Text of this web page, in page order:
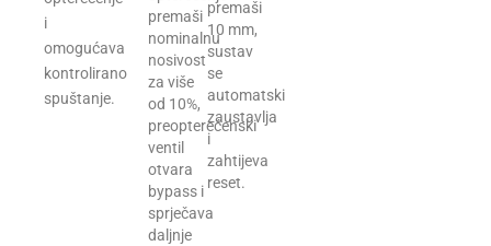
i
omogućava
kontrolirano
spuštanje.
premaši
nominalnu
nosivost
za više
od 10%,
preopterećenski
ventil
otvara
bypass i
sprječava
daljnje
premaši
10 mm,
sustav
se
automatski
zaustavlja
i
zahtijeva
reset.